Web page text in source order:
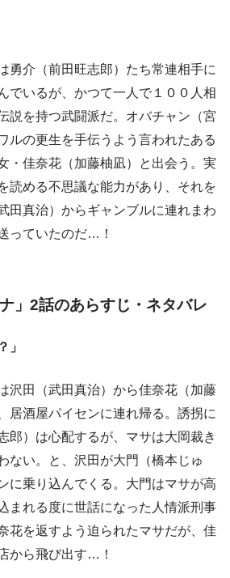
勇介（前田旺志郎）たち常連相手に
でいるが、かつて一人で１００人相
説を持つ武闘派だ。オバチャン（宮
ルの更生を手伝うよう言われたある
・佳奈花（加藤柚凪）と出会う。実
読める不思議な能力があり、それを
田真治）からギャンブルに連れまわ
っていたのだ…！
」2話のあらすじ・ネタバレ
」
沢田（武田真治）から佳奈花（加藤
居酒屋パイセンに連れ帰る。誘拐に
郎）は心配するが、マサは大岡裁き
ない。と、沢田が大門（橋本じゅ
に乗り込んでくる。大門はマサが高
まれる度に世話になった人情派刑事
花を返すよう迫られたマサだが、佳
から飛び出す…！